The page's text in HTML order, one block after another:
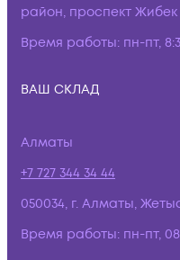
район, проспект Жибек
Время работы: пн-пт,
ВАШ СКЛАД
Алматы
+7 727 344 34 44
050034, г. Алматы,
Время работы: пн-пт,